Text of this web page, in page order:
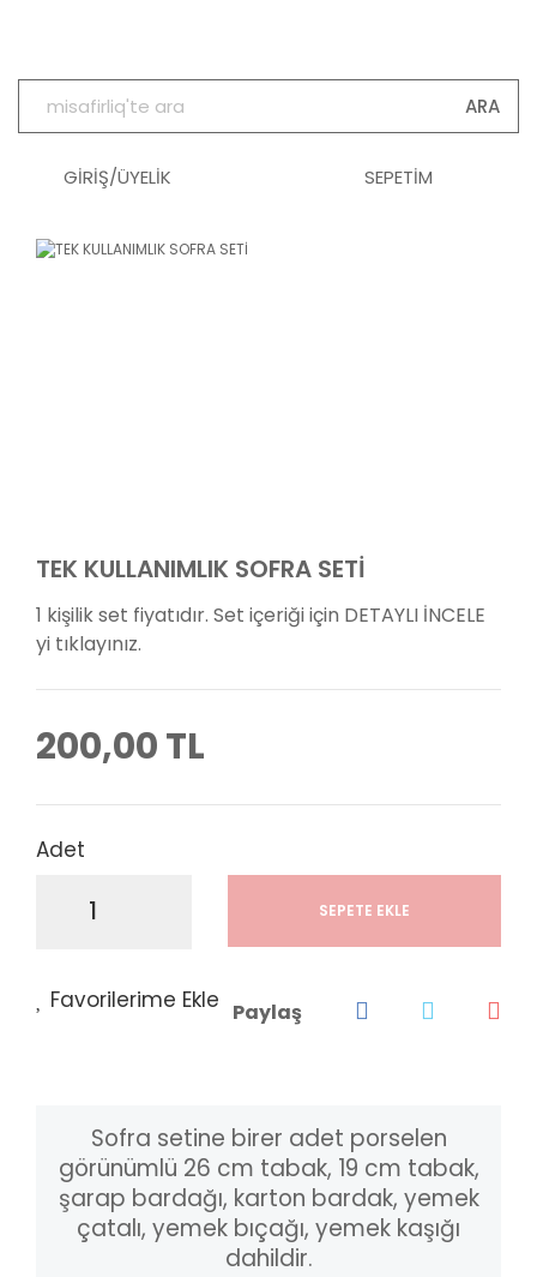
ARA
GİRİŞ/ÜYELİK SEPETİM
TEK KULLANIMLIK SOFRA SETİ
1 kişilik set fiyatıdır. Set içeriği için DETAYLI İNCELE
yi tıklayınız.
200,00 TL
Adet
SEPETE EKLE
Paylaş
Sofra setine birer adet porselen
görünümlü 26 cm tabak, 19 cm tabak,
şarap bardağı, karton bardak, yemek
çatalı, yemek bıçağı, yemek kaşığı
dahildir.